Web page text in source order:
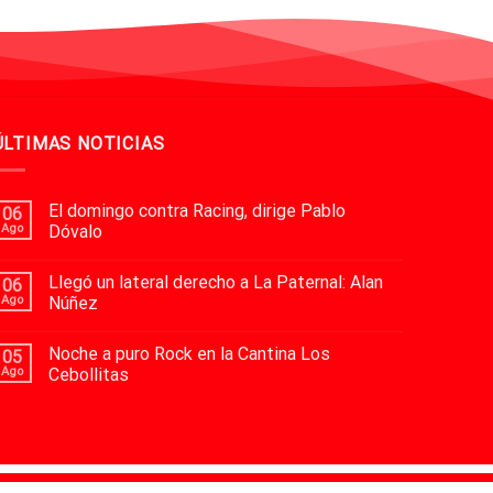
NOTICIAS
06
Ago
El domingo contra Racing, dirige Pablo
Dóvalo
06
Ago
Llegó un lateral derecho a La Paternal: Alan
Núñez
05
Ago
Noche a puro Rock en la Cantina Los
Cebollitas